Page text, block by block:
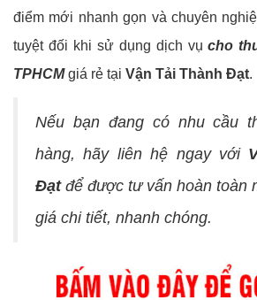
điểm mới nhanh gọn và chuyên
tuyệt đối khi sử dụng dịch vụcho
TPHCMgiá rẻ tại Vận Tải Thành Đạt.
Nếu bạn đang có nhu cầu
hàng, hãy liên hệ ngay với
Đạtđể được tư vấn hoàn toàn
giá chi tiết, nhanh chóng.